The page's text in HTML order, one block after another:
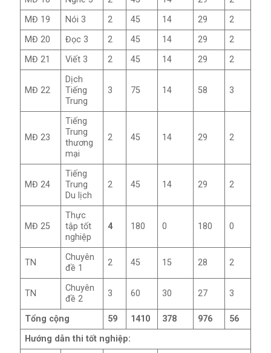
MĐ 19
Nói 3 2 45 14 29
2
MĐ 20
Đọc 3 2 45 14 29
2
MĐ 21
Viết 3 2 45 14 29 2
MĐ 22
Dịch
Tiếng
Trung
3 75 14 58 3
MĐ 23
Tiếng
Trung
thương
mại
2 45 14 29 2
MĐ 24
Tiếng
Trung
Du lịch
2 45 14 29 2
MĐ 25
Thực
tập tốt
nghiệp
4 180 0 180 0
TN
Chuyên
đề 1
2 45 15 28 2
TN
Chuyên
đề 2
3 60 30 27 3
Tổng cộng 59 1410 378 976
56
Hướng dẫn thi tốt nghiệp: